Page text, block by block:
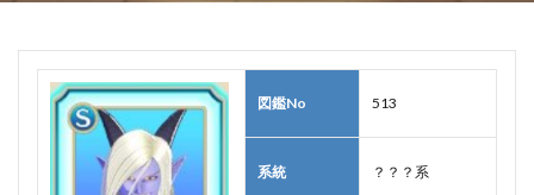
図鑑No 513
系統 ？？？系